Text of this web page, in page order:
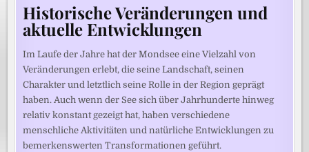
Historische Veränderungen und
aktuelle Entwicklungen
Im Laufe der Jahre hat der Mondsee eine Vielzahl von
Veränderungen erlebt, die seine Landschaft, seinen
Charakter und letztlich seine Rolle in der Region geprägt
haben. Auch wenn der See sich über Jahrhunderte hinweg
relativ konstant gezeigt hat, haben verschiedene
menschliche Aktivitäten und natürliche Entwicklungen zu
bemerkenswerten Transformationen geführt.